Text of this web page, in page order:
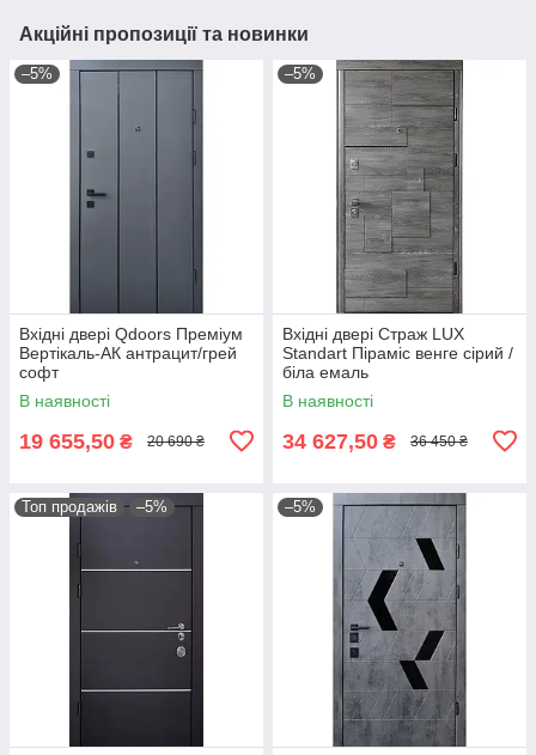
Акційні пропозиції та новинки
–5%
Вхідні двері Qdoors Преміум
Вертікаль-АК антрацит/грей
софт
В наявності
19 655,50 ₴ 20 690 ₴
–5%
Вхідні двері Страж LUX
Standart Піраміс венге сірий /
біла емаль
В наявності
34 627,50 ₴ 36 450 ₴
Топ продажів –5% –5%